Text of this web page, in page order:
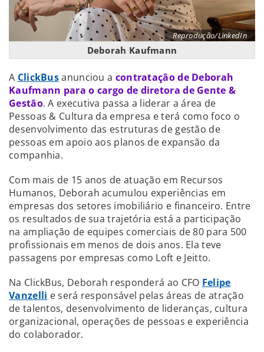
Reprodução/LinkedIn
Deborah Kaufmann
A ClickBusanunciou a contratação de Deborah
Kaufmann para o cargo de diretora de Gente &
Gestão. A executiva passa a liderar a área de
Pessoas & Cultura da empresa e terá como foco o
desenvolvimento das estruturas de gestão de
pessoas em apoio aos planos de expansão da
companhia.
Com mais de 15 anos de atuação em Recursos
Humanos, Deborah acumulou experiências em
empresas dos setores imobiliário e financeiro. Entre
os resultados de sua trajetória está a participação
na ampliação de equipes comerciais de 80 para 500
profissionais em menos de dois anos. Ela teve
passagens por empresas como Loft e Jeitto.
Na ClickBus, Deborah responderá ao CFO Felipe
Vanzelli e será responsável pelas áreas de atração
de talentos, desenvolvimento de lideranças, cultura
organizacional, operações de pessoas e experiência
do colaborador.